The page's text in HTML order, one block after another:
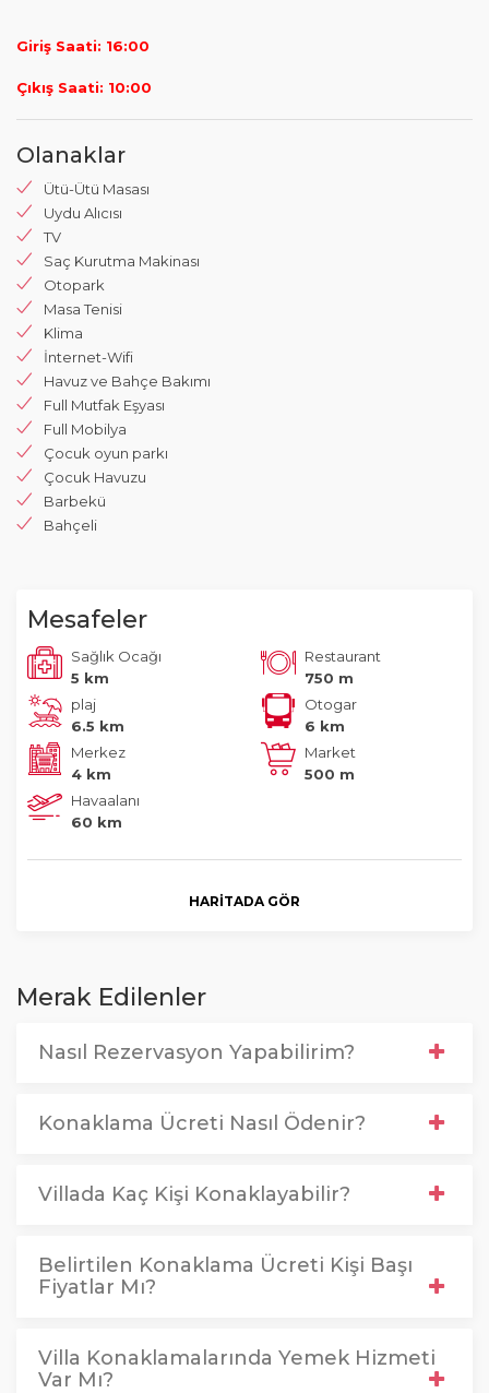
Giriş Saati: 16:00
Çıkış Saati: 10:00
Olanaklar
Ütü-Ütü Masası
Uydu Alıcısı
TV
Saç Kurutma Makinası
Otopark
Masa Tenisi
Klima
İnternet-Wifi
Havuz ve Bahçe Bakımı
Full Mutfak Eşyası
Full Mobilya
Çocuk oyun parkı
Çocuk Havuzu
Barbekü
Bahçeli
Mesafeler
Sağlık Ocağı
5 km
Restaurant
750 m
plaj
6.5 km
Otogar
6 km
Merkez
4 km
Market
500 m
Havaalanı
60 km
HARITADA GÖR
Merak Edilenler
Nasıl Rezervasyon Yapabilirim?
Konaklama Ücreti Nasıl Ödenir?
Villada Kaç Kişi Konaklayabilir?
Belirtilen Konaklama Ücreti Kişi Başı
Fiyatlar Mı?
Villa Konaklamalarında Yemek Hizmeti
Var Mı?